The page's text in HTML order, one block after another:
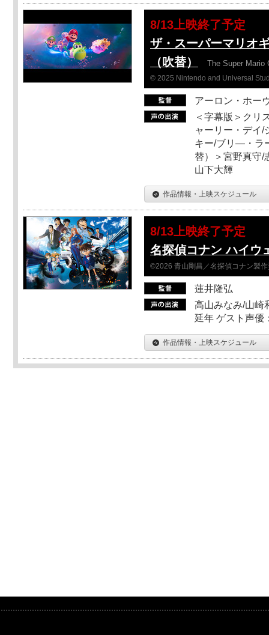
8/13上映終了予定
ザ・スーパーマリオ
（吹替）
The Super Mario
© 2025 Nintendo and Universal
アーロン・ホー
＜字幕版＞クリ
ャーリー・デイ/
キー/ブリ―・ラ
替）＞宮野真守/
山下大輝
作品情報・上映スケジュール
8/13上映終了予定
名探偵コナン ハイウ
©2026 青山剛昌／名探偵コナン製
蓮井隆弘
高山みなみ/山崎
延年 ゲスト声優
作品情報・上映スケジュール